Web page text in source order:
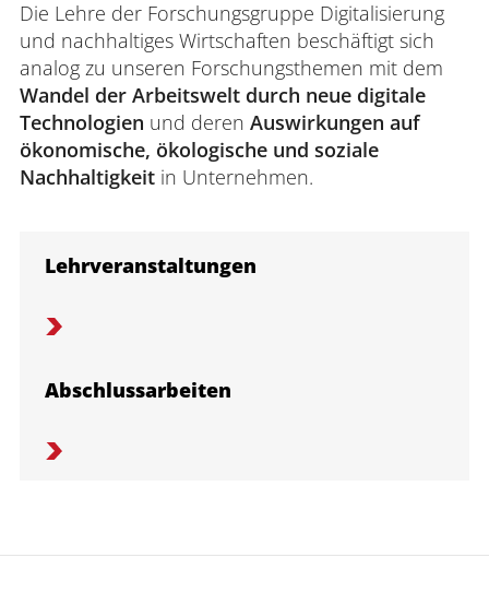
Die Lehre der Forschungsgruppe Digitalisierung
und nachhaltiges Wirtschaften beschäftigt sich
analog zu unseren Forschungsthemen mit dem
Wandel der Arbeitswelt durch neue digitale
Technologien und deren Auswirkungen auf
ökonomische, ökologische und soziale
Nachhaltigkeit in Unternehmen.
Lehrveranstaltungen
Abschlussarbeiten